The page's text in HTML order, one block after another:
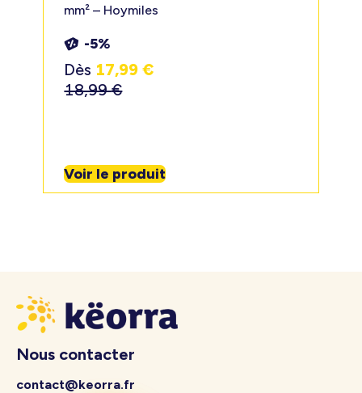
mm² – Hoymiles
-5%
Dès 17,99€
18,99€
Voir le produit
Nous contacter
contact@keorra.fr